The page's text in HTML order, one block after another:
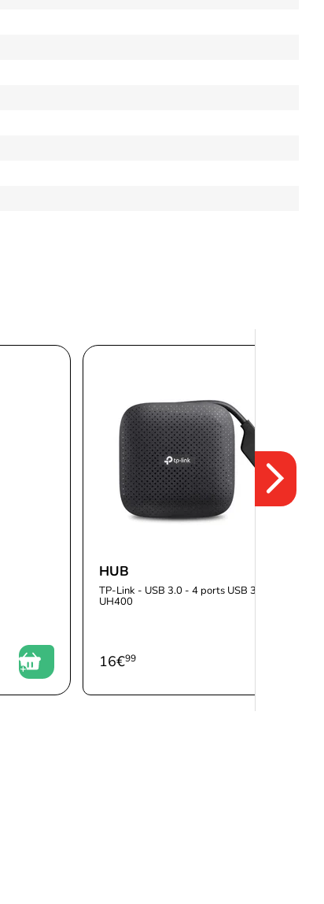
HUB
TP-Link - USB 3.0 - 4 ports USB 3.0 -
UH400
16€99